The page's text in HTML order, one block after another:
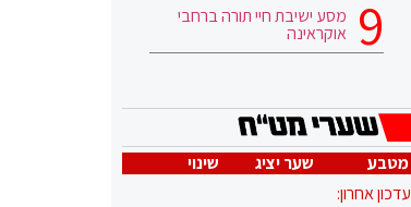
מסע ישיבת חיי תורה ברחבי
אוקראינה
מטבע שער יציג
שינוי
עדכון אחרון: